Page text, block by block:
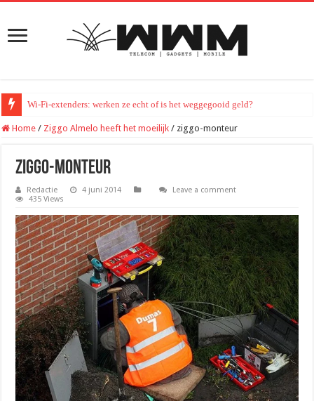
Wi-Fi-extenders: werken ze echt of is het weggegooid geld?
Home / Ziggo Almelo heeft het moeilijk / ziggo-monteur
ziggo-monteur
Redactie 4 juni 2014
Leave a comment
435 Views